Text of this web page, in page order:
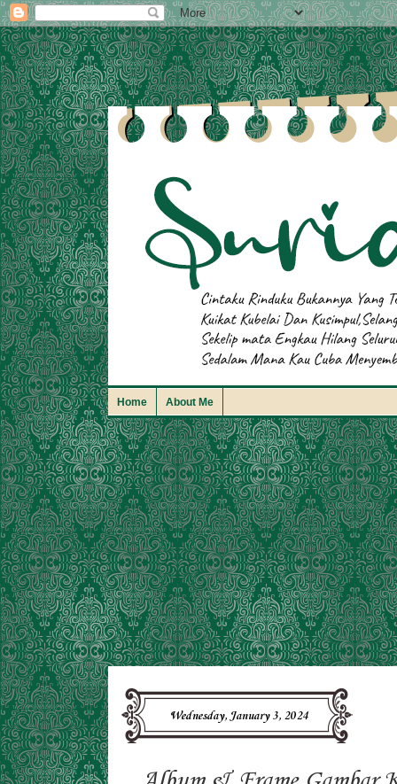
Home About Me
Wednesday, January 3, 2024